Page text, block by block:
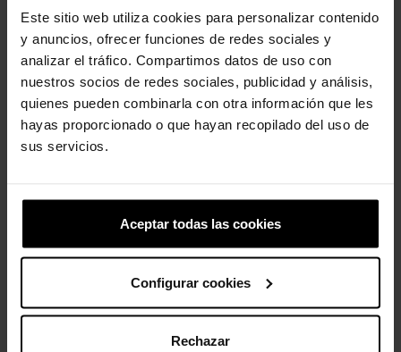
Este sitio web utiliza cookies para personalizar contenido
y anuncios, ofrecer funciones de redes sociales y
analizar el tráfico. Compartimos datos de uso con
nuestros socios de redes sociales, publicidad y análisis,
quienes pueden combinarla con otra información que les
hayas proporcionado o que hayan recopilado del uso de
sus servicios.
Aceptar todas las cookies
Configurar cookies
Rechazar
59,90 € 47,92 € 4,99 € 3,99 €
Huella
Zuecos unisex Classic Flower
U
59,90 €